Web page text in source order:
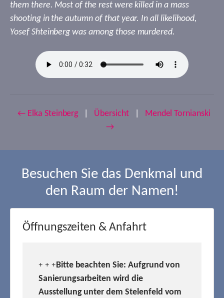
them there. Most of the rest were killed in a mass
shooting in the autumn of that year. In all likelihood,
Yosef Shteinberg was among those murdered.
← Elka Steinberg Übersicht
Mendel Tornianski
→
Besuchen Sie das Denkmal und
den Raum der Namen!
Öffnungszeiten & Anfahrt
+ + +Bitte beachten Sie: Aufgrund von
Sanierungsarbeiten wird die
Ausstellung unter dem Stelenfeld vom